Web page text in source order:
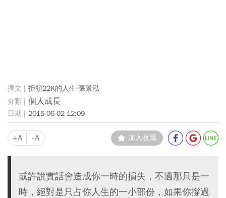
拒領22K的人生-張景泓
個人成長
2015-06-02 12:09
+A -A 加入收藏
或許說實話會造成你一時的損失，不過那只是一
時，絕對是只占你人生的一小部份，如果你撐過